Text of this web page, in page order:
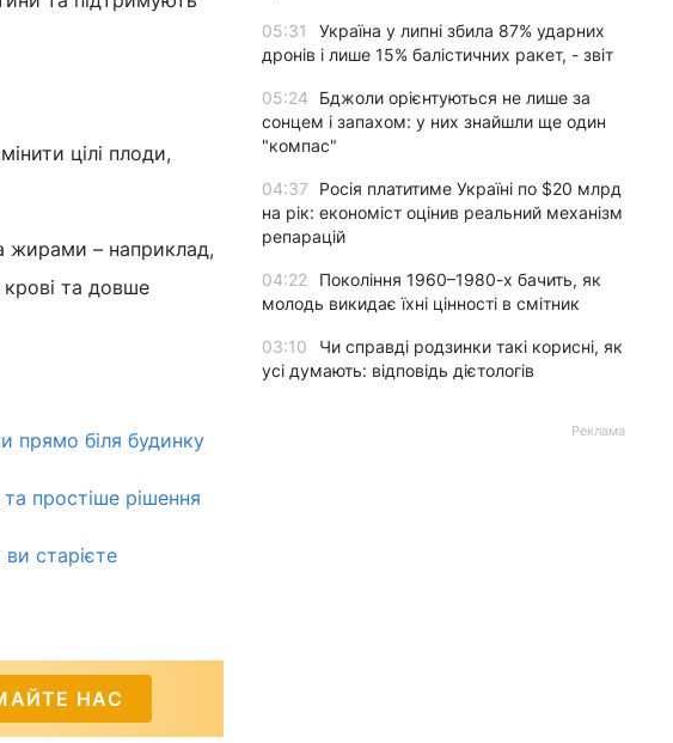
цілі плоди,
жирами – наприклад,
крові та довше
прямо біля будинку
простіше рішення
старієте
НАС
05:31
Україна у липні збила 87% ударних
дронів і лише 15% балістичних ракет, - звіт
05:24
Бджоли орієнтуються не лише за
сонцем і запахом: у них знайшли ще один
"компас"
04:37
Росія платитиме Україні по $20 млрд
на рік: економіст оцінив реальний механізм
репарацій
04:22
Покоління 1960–1980-х бачить, як
молодь викидає їхні цінності в смітник
03:10
Чи справді родзинки такі корисні, як
усі думають: відповідь дієтологів
Реклама